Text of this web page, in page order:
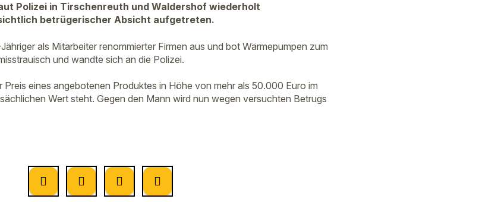
Polizei in Tirschenreuth und Waldershof wiederholt
betrügerischer Absicht aufgetreten.
als Mitarbeiter renommierter Firmen aus und bot Wärmepumpen zum
und wandte sich an die Polizei.
Preis eines angebotenen Produktes in Höhe von mehr als 50.000 Euro im
Wert steht. Gegen den Mann wird nun wegen versuchten Betrugs